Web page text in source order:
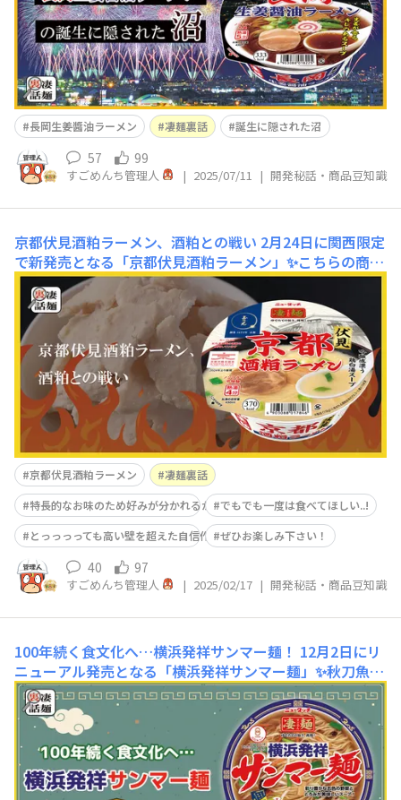
020年から発売してきま
長岡生姜醬油ラーメン 凄麺裏話 誕生に隠された沼
57 99
すごめんち管理人 | 2025/07/11 | 開発秘話・商品豆知識
京都伏見酒粕ラーメン、酒粕との戦い 2月24日に関西限定
で新発売となる「京都伏見酒粕ラーメン」✨こちらの商品
の最大の特長は玉乃光酒造さんの酒粕を使った華やかさと
鶏と野菜 の旨みが織りなす濃厚鶏白湯スープ…！実は、
私たちがこのスープに辿り着くまでには、たくさんの酒粕
との戦いが繰り広げられていたのです…！！！私たちが酒
粕ラーメンの存在を知
京都伏見酒粕ラーメン
凄麺裏話
特長的なお味のため好みが分かれるかも...!?でもでも一度は食べてほしい..!
とっっっっても高い壁を超えた自信作
ぜひお楽しみ下さい！
40 97
すごめんち管理人 | 2025/02/17 | 開発秘話・商品豆知識
100年続く食文化へ…横浜発祥サンマー麺！ 12月2日にリ
ニューアル発売となる「横浜発祥サンマー麺」✨秋刀魚
(さんま)がはいっていないのに、なぜ「サンマー麺」とい
う名前なの？？という謎は、2023年6月の凄ニュースでご
紹介の通り。（横浜発祥サンマー麺 名前に隠されたおい
しさの秘密… | すごめんち）そこで今回はフタにもデザイ
ンされているちょっ